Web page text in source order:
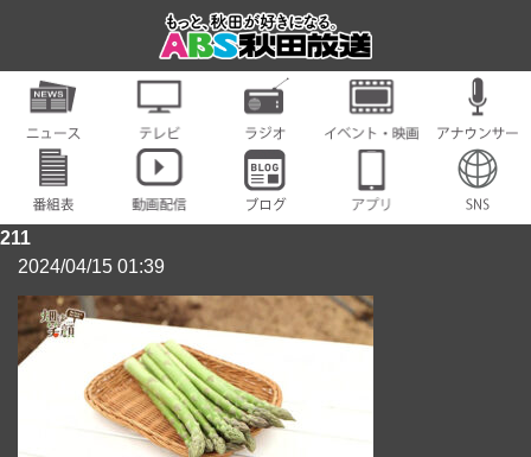
211
2024/04/15 01:39